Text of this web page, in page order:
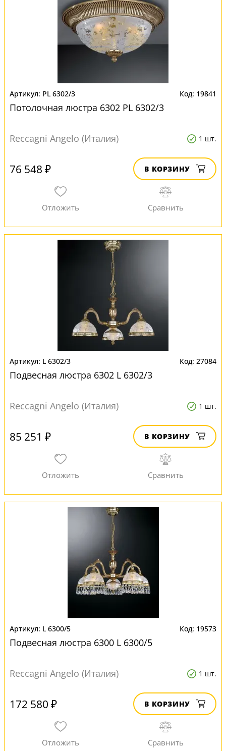
PL 6302/3 19841
Потолочная люстра 6302 PL 6302/3
Reccagni Angelo (Италия) 1 шт.
76 548 ₽ В КОРЗИНУ
L 6302/3 27084
Подвесная люстра 6302 L 6302/3
Reccagni Angelo (Италия) 1 шт.
85 251 ₽ В КОРЗИНУ
L 6300/5 19573
Подвесная люстра 6300 L 6300/5
Reccagni Angelo (Италия) 1 шт.
172 580 ₽ В КОРЗИНУ